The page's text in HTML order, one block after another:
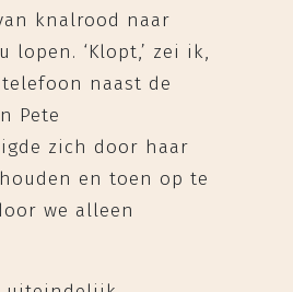
knalrood naar
lopen. ‘Klopt,’ zei ik,
naast de
Pete
zich door haar
en toen op te
we alleen